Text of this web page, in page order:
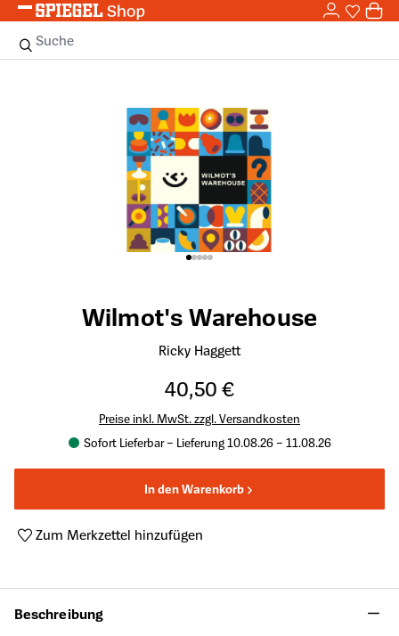
Zum Hauptinhalt springen 0
Suche
Wilmot's Warehouse
Ricky Haggett
40,50 €
Preise inkl. MwSt. zzgl. Versandkosten
Sofort Lieferbar – Lieferung 10.08.26 – 11.08.26
In den Warenkorb
Zum Merkzettel hinzufügen
Beschreibung